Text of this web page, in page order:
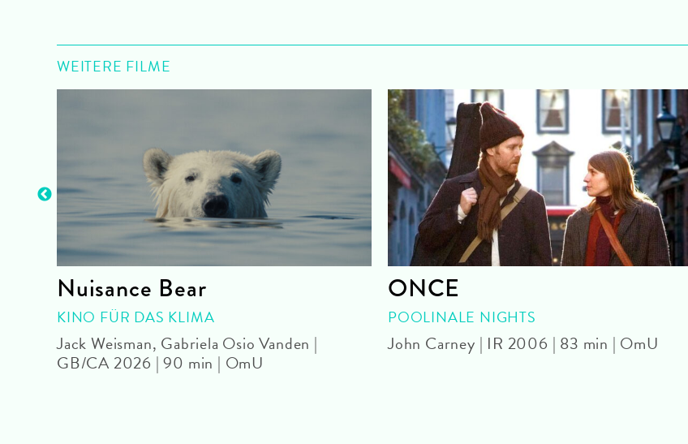
WEITERE FILME
Nuisance Bear
KINO FÜR DAS KLIMA
Jack Weisman, Gabriela Osio Vanden |
GB/CA 2026 | 90 min | OmU
ONCE
POOLINALE NIGHTS
John Carney | IR 2006 | 83 min | OmU